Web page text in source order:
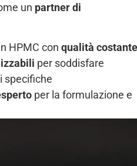
un partner di
HPMC con qualità costante
per soddisfare
specifiche
per la formulazione e